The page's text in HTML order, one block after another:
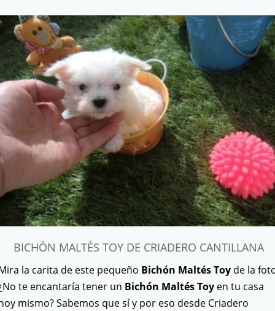
BICHÓN MALTÉS TOY DE CRIADERO CANTILLANA
la carita de este pequeño Bichón Maltés Toyde la
te encantaría tener un Bichón Maltés Toyen tu casa
mismo? Sabemos que sí y por eso desde Criadero